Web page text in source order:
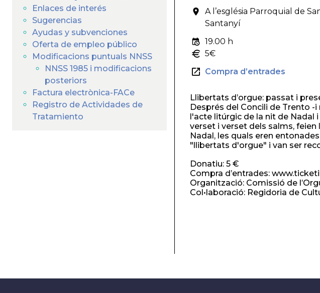
la
navegación
Enlaces de interés
Sugerencias
Ayudas y subvenciones
Oferta de empleo público
Modificacions puntuals NNSS
NNSS 1985 i modificacions
posteriors
Factura electrònica-FACe
Registro de Actividades de
Tratamiento
A l’església Parroquial de
Santanyí
19.00 h
5€
Compra d’entrades
Llibertats d’orgue: passat i
Després del Concili de Trento
l'acte litúrgic de la nit de Nadal
verset i verset dels salms,
Nadal, les quals eren
"llibertats d'orgue" i van ser
Donatiu: 5 €
Compra d’entrades:
Organització: Comissió de
Col•laboració: Regidoria de